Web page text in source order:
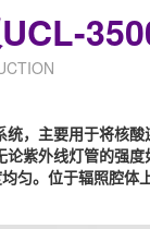
，主要用于将核
紫外线灯管的强
匀。位于辐照腔